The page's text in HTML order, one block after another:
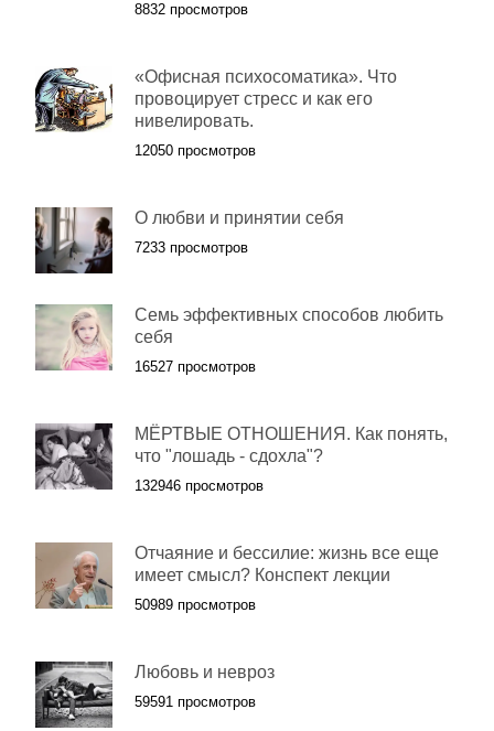
8832 просмотров
«Офисная психосоматика». Что
провоцирует стресс и как его
нивелировать.
12050 просмотров
О любви и принятии себя
7233 просмотров
Семь эффективных способов любить
себя
16527 просмотров
МЁРТВЫЕ ОТНОШЕНИЯ. Как понять,
что "лошадь - сдохла"?
132946 просмотров
Отчаяние и бессилие: жизнь все еще
имеет смысл? Конспект лекции
50989 просмотров
Любовь и невроз
59591 просмотров